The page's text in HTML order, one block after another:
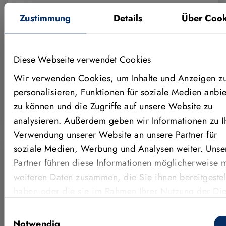
Zustimmung Details Über
Diese Webseite verwendet Cookies
Wir verwenden Cookies, um Inhalte und Anzeigen
personalisieren, Funktionen für soziale Medien
zu können und die Zugriffe auf unsere Website zu
analysieren. Außerdem geben wir Informationen zu
Verwendung unserer Website an unsere Partner für
soziale Medien, Werbung und Analysen weiter.
Partner führen diese Informationen möglicherweise
weiteren Daten zusammen, die Sie ihnen
kosteneffiziente Lösungen basierend auf
HALCON und MERLIC. Für Ihre aktuellen
Projekte stellen MVTec und unser weltweites
technischen Support zur Verfügung.
Zu den Services
Technischer Support